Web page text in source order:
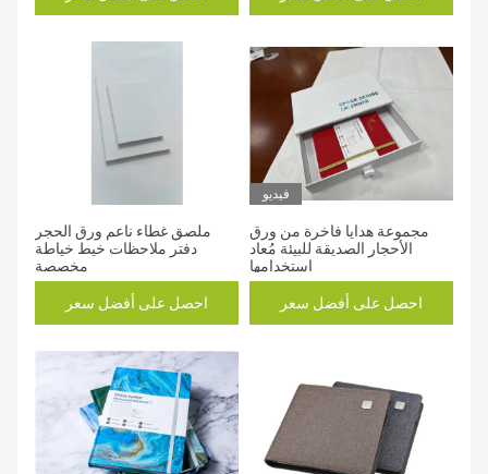
ملصق غطاء ناعم ورق الحجر
دفتر ملاحظات خيط خياطة
مخصصة
احصل على أفضل سعر
فيديو
مجموعة هدايا فاخرة من ورق
الأحجار الصديقة للبيئة مُعاد
استخدامها
احصل على أفضل سعر